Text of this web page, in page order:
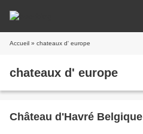
Accueil » chateaux d' europe
chateaux d' europe
Château d'Havré Belgique